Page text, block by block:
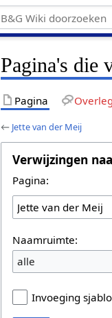
Pagina's die
Pagina Overleg
← Jette van der Meij
Verwijzingen
Pagina:
Naamruimte:
alle
Invoeging